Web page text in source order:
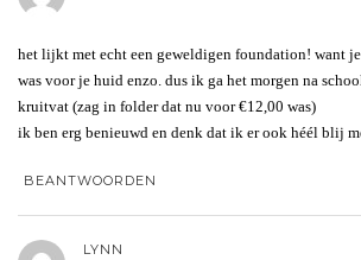
het lijkt met echt een geweldigen foundation! want
was voor je huid enzo. dus ik ga het morgen na
kruitvat (zag in folder dat nu voor €12,00 was)
ik ben erg benieuwd en denk dat ik er ook héél blij
BEANTWOORDEN
LYNN